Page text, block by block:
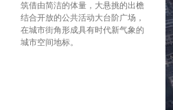
筑借由简洁的体量，大悬挑的出檐
结合开放的公共活动大台阶广场，
在城市街角形成具有时代新气象的
城市空间地标。